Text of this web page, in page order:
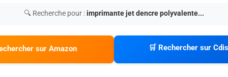
🔍 Recherche pour :imprimante jet dencre polyvalente...
sur Amazon 🛒 Rechercher sur